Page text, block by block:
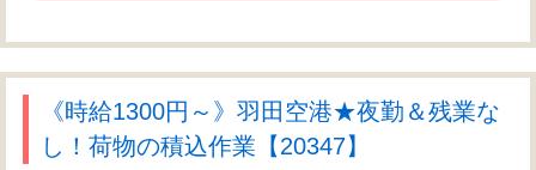
《時給1300円～》羽田空港★夜勤＆残業な
し！荷物の積込作業【20347】